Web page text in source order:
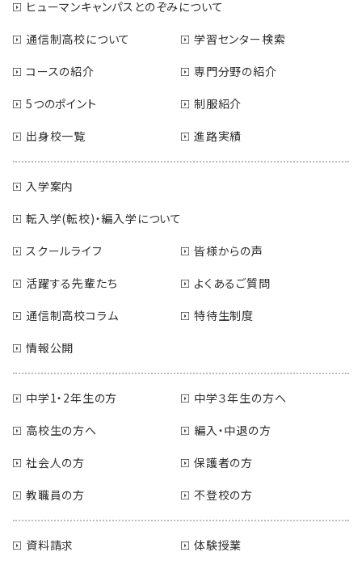
ヒューマンキャンパスとのぞみについて
通信制高校について
学習センター検索
コースの紹介
専門分野の紹介
5つのポイント
制服紹介
出身校一覧
進路実績
入学案内
転入学(転校)・編入学について
スクールライフ
皆様からの声
活躍する先輩たち
よくあるご質問
通信制高校コラム
特待生制度
情報公開
中学1・2年生の方
中学３年生の方へ
高校生の方へ
編入・中退の方
社会人の方
保護者の方
教職員の方
不登校の方
資料請求
体験授業